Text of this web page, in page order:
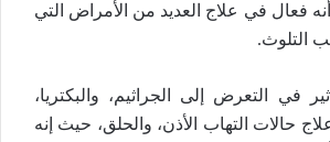
أنه فعال في علاج العديد من الأمراض التي
التلوث.
في التعرض إلى الجراثيم، والبكتريا،
حالات التهاب الأذن، والحلق، حيث إنه